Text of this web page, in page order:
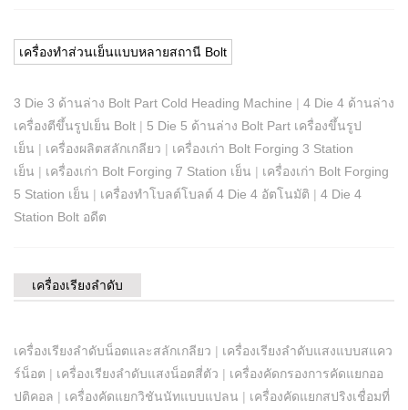
เครื่องทำส่วนเย็นแบบหลายสถานี Bolt
3 Die 3 ด้านล่าง Bolt Part Cold Heading Machine | 4 Die 4 ด้านล่าง
เครื่องตีขึ้นรูปเย็น Bolt | 5 Die 5 ด้านล่าง Bolt Part เครื่องขึ้นรูป
เย็น | เครื่องผลิตสลักเกลียว | เครื่องเก่า Bolt Forging 3 Station
เย็น | เครื่องเก่า Bolt Forging 7 Station เย็น | เครื่องเก่า Bolt Forging
5 Station เย็น | เครื่องทำโบลต์โบลต์ 4 Die 4 อัตโนมัติ | 4 Die 4
Station Bolt อดีต
เครื่องเรียงลำดับ
เครื่องเรียงลำดับน็อตและสลักเกลียว | เครื่องเรียงลำดับแสงแบบสแคว
ร์น็อต | เครื่องเรียงลำดับแสงน็อตสี่ตัว | เครื่องคัดกรองการคัดแยกออ
ปติคอล | เครื่องคัดแยกวิชันนัทแบบแปลน | เครื่องคัดแยกสปริงเชื่อมที่